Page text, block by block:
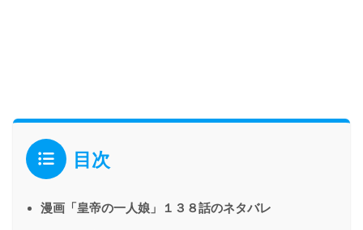
目次
漫画「皇帝の一人娘」１３８話のネタバレ